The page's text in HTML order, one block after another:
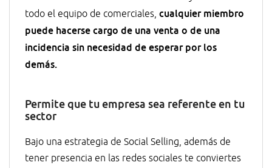
todo el equipo de comerciales, cualquier miembro
puede hacerse cargo de una venta o de una
incidencia sin necesidad de esperar por los
demás.
Permite que tu empresa sea referente en tu
sector
Bajo una estrategia de Social Selling, además de
tener presencia en las redes sociales te conviertes